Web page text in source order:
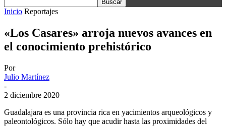
Inicio Reportajes
«Los Casares» arroja nuevos avances en
el conocimiento prehistórico
Por
Julio Martínez
-
2 diciembre 2020
Guadalajara es una provincia rica en yacimientos arqueológicos y
paleontológicos. Sólo hay que acudir hasta las proximidades del